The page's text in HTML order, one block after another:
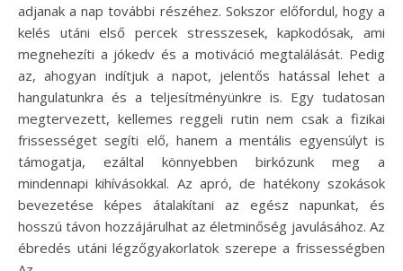
adjanak a nap további részéhez. Sokszor előfordul, hogy a
kelés utáni első percek stresszesek, kapkodósak, ami
megnehezíti a jókedv és a motiváció megtalálását. Pedig
az, ahogyan indítjuk a napot, jelentős hatással lehet a
hangulatunkra és a teljesítményünkre is. Egy tudatosan
megtervezett, kellemes reggeli rutin nem csak a fizikai
frissességet segíti elő, hanem a mentális egyensúlyt is
támogatja, ezáltal könnyebben birkózunk meg a
mindennapi kihívásokkal. Az apró, de hatékony szokások
bevezetése képes átalakítani az egész napunkat, és
hosszú távon hozzájárulhat az életminőség javulásához. Az
ébredés utáni légzőgyakorlatok szerepe a frissességben